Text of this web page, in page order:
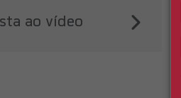
ao vídeo